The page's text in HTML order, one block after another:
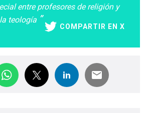
entre profesores de religión y
teología
COMPARTIR EN X